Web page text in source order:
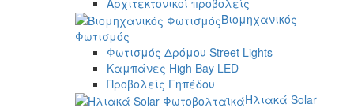
Βιομηχανικός
Φωτισμός
Φωτισμός Δρόμου Street Lights
Καμπάνες High Bay LED
Προβολείς Γηπέδου
Ηλιακά Solar